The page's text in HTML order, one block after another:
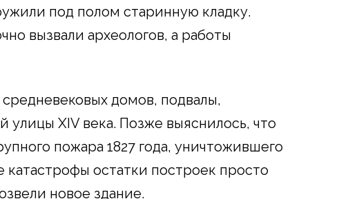
под полом старинную кладку.
вызвали археологов, а работы
домов, подвалы,
XIV века. Позже выяснилось, что
пожара 1827 года, уничтожившего
катастрофы остатки построек просто
новое здание.